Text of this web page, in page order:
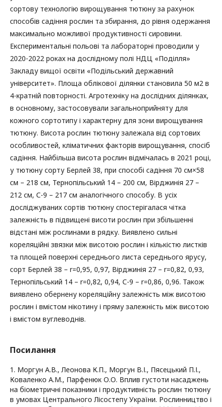
сортову технологію вирощування тютюну за рахунок
способів садіння рослин та збирання, до рівня одержання
максимально можливої продуктивності сировини.
Експериментальні польові та лабораторні проводили у
2020-2022 роках на дослідному полі НДЦ «Поділля»
Закладу вищої освіти «Подільський державний
університет». Площа облікової ділянки становила 50 м2 в
4-кратній повторності. Агротехніку на дослідних ділянках,
в основному, застосовували загальноприйняту для
кожного сортотипу і характерну для зони вирощування
тютюну. Висота рослин тютюну залежала від сортових
особливостей, кліматичних факторів вирощування, спосіб
садіння. Найбільша висота рослин відмічалась в 2021 році,
у тютюну сорту Берлей 38, при способі садіння 70 см×58
см – 218 см, Тернопільський 14 – 200 см, Вірджинія 27 –
212 см, С-9 – 217 см аналогічного способу. В усіх
досліджуваних сортів тютюну спостерігалася чітка
залежність в підвищені висоти рослин при збільшенні
відстані між рослинами в рядку. Виявлено сильні
кореляційні звязки між висотою рослин і кількістю листків
та площей поверхні середнього листа середнього ярусу,
сорт Берлей 38 – r=0,95, 0,97, Вірджинія 27 – r=0,82, 0,93,
Тернопільський 14 – r=0,82, 0,94, С-9 – r=0,86, 0,96. Також
виявлено обернену кореляційну залежність між висотою
рослин і вмістом нікотину і пряму залежність між висотою
і вмістом вуглеводнів.
Посилання
1. Моргун А.В., Леонова К.П., Моргун В.І., Пясецький П.І.,
Коваленко А.М., Парфенюк О.О. Вплив густоти насаджень
на біометричні показники і продуктивність рослин тютюну
в умовах Центрального Лісостепу України. Рослинництво і